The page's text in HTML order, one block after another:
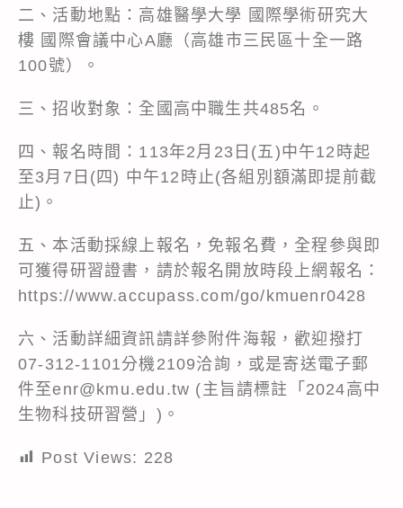
二、活動地點：高雄醫學大學 國際學術研究大
樓 國際會議中心A廳（高雄市三民區十全一路
100號）。
三、招收對象：全國高中職生共485名。
四、報名時間：113年2月23日(五)中午12時起
至3月7日(四) 中午12時止(各組別額滿即提前截
止)。
五、本活動採線上報名，免報名費，全程參與即
可獲得研習證書，請於報名開放時段上網報名：
https://www.accupass.com/go/kmuenr0428
六、活動詳細資訊請詳參附件海報，歡迎撥打
07-312-1101分機2109洽詢，或是寄送電子郵
件至enr@kmu.edu.tw (主旨請標註「2024高中
生物科技研習營」)。
Post Views: 228